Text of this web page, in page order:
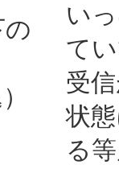
い
て
受
状
る